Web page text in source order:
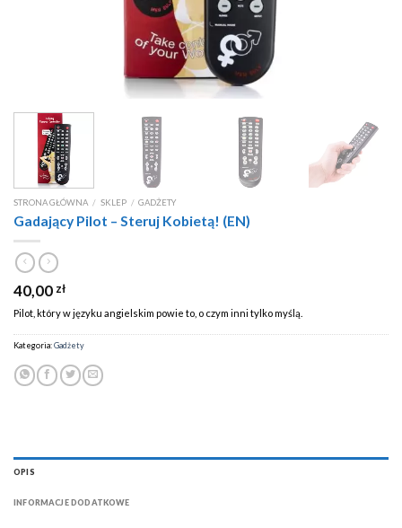
STRONA GŁÓWNA / SKLEP / GADŻETY
Gadający Pilot – Steruj Kobietą! (EN)
40,00 zł
Pilot, który w języku angielskim powie to, o czym inni tylko myślą.
Kategoria:Gadżety
OPIS
INFORMACJE DODATKOWE